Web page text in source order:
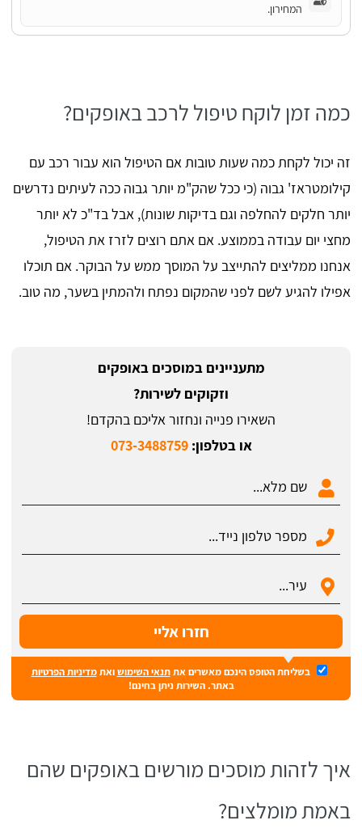
המחירון.
כמה זמן לוקח טיפול לרכב באופקים?
זה יכול לקחת כמה שעות טובות אם הטיפול הוא עבור רכב עם
קילומטראז' גבוה (כי ככל שהק"מ יותר גבוה ככה לעיתים נדרשים
יותר חלקים להחלפה וגם בדיקות שונות), אבל בד"כ לא יותר
מחצי יום עבודה בממוצע. אם אתם רוצים לזרז את הטיפול,
אנחנו ממליצים להתייצב על המוסך ממש על הבוקר. אם תוכלו
אפילו להגיע לשם לפני שהמקום נפתח ולהמתין בשער, מה טוב.
מתעניינים במוסכים באופקים
וזקוקים לשירות?
השאירו פנייה ונחזור אליכם בהקדם!
או בטלפון:073-3488759
בשליחת הטופס הינכם מאשרים אתתנאי השימושואתמדיניות הפרטיות
באתר. השירות ניתן בחינם!
איך לזהות מוסכים מורשים באופקים שהם
באמת מומלצים?